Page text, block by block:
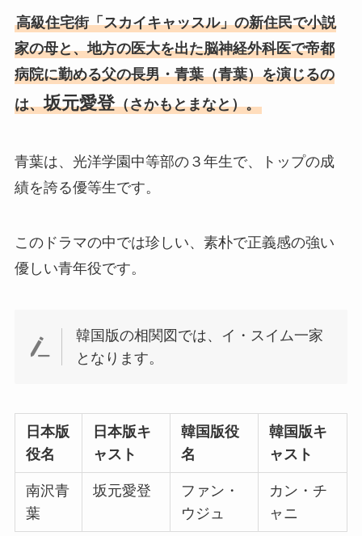
高級住宅街「スカイキャッスル」の新住民で小説
家の母と、地方の医大を出た脳神経外科医で帝都
病院に勤める父の長男・青葉（青葉）を演じるの
は、坂元愛登（さかもとまなと）。
青葉は、光洋学園中等部の３年生で、トップの成
績を誇る優等生です。
このドラマの中では珍しい、素朴で正義感の強い
優しい青年役です。
韓国版の相関図では、イ・スイム一家
となります。
日本版
役名
日本版キ
ャスト
韓国版役
名
韓国版キ
ャスト
南沢青
葉
坂元愛登
ファン・
ウジュ
カン・チ
ャニ